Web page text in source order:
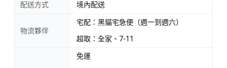
配送方式 境內配送
物流夥伴
宅配：黑貓宅急便（週一到週六）
超取：全家、7-11
免運